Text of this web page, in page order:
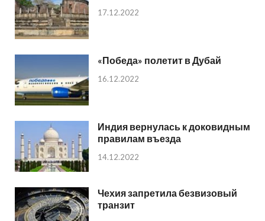
17.12.2022
«Победа» полетит в Дубай
16.12.2022
Индия вернулась к доковидным
правилам въезда
14.12.2022
Чехия запретила безвизовый
транзит